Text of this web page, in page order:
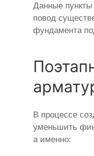
Данные пункты
повод
фундамента
В процессе
уменьшить
а именно: